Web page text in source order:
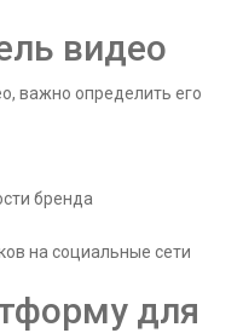
видео
важно определить его
бренда
на социальные сети
для